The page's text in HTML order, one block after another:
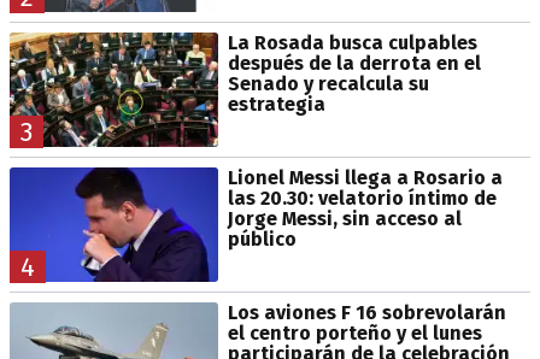
3
La Rosada busca culpables
después de la derrota en el
Senado y recalcula su
estrategia
4
Lionel Messi llega a Rosario a
las 20.30: velatorio íntimo de
Jorge Messi, sin acceso al
público
Los aviones F 16 sobrevolarán
el centro porteño y el lunes
participarán de la celebración